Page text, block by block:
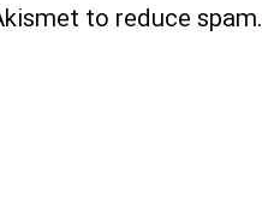
to reduce spam.